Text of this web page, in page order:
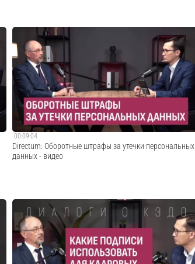
Мы знаем, как избавить бухгалтеров от ежедневной
рутины при обработке первичных документов, и сделать
взаимодействие с налоговой инспекцией и прохождение
аудиторских проверок комфортными. Решения на базе
системы Directum RX уже готовы сохра...
Cмотреть видео
00:09:04
Directum: Оборотные штрафы за утечки персональных
данных - видео
30 ноября 2024 года Президент РФ подписал закон N
420-ФЗ, который вводит для организаций и ИП так
называемые оборотные штрафы за утечку персональных
данных граждан. Какие меры он предусматривает и
почему сейчас самое время взять с полки наб...